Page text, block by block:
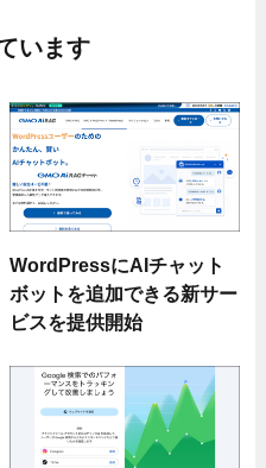
います
WordPressにAIチャット
ボットを追加できる新サー
ビスを提供開始